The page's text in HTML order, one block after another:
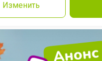
Изменить
Команда